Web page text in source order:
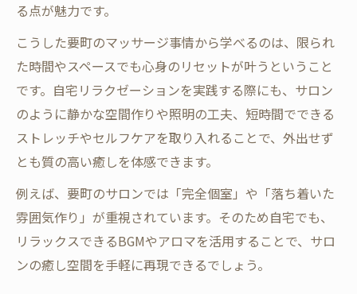
る点が魅力です。
こうした要町のマッサージ事情から学べるのは、限られ
た時間やスペースでも心身のリセットが叶うということ
です。自宅リラクゼーションを実践する際にも、サロン
のように静かな空間作りや照明の工夫、短時間でできる
ストレッチやセルフケアを取り入れることで、外出せず
とも質の高い癒しを体感できます。
例えば、要町のサロンでは「完全個室」や「落ち着いた
雰囲気作り」が重視されています。そのため自宅でも、
リラックスできるBGMやアロマを活用することで、サロ
ンの癒し空間を手軽に再現できるでしょう。